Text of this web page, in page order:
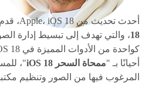
أحدث تحديث من Apple، iOS 18، قدم ميزة قوية تُسمى
18، والتي تهدف إلى تبسيط إدارة
أحيانًا بـ "ممحاة السحر iOS 18
"،
المرغوب فيها من الصور وتنظيم